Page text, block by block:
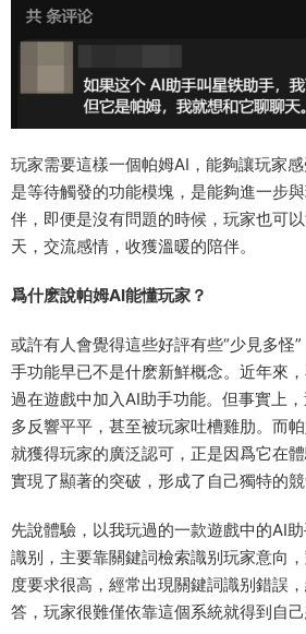
玩家需要這樣一個帕姆AI，能夠讓玩家
是等待觸發的功能模塊，是能夠進一步
伴，即便是沒有問題的時候，玩家也可
天，交流感情，收獲溫暖的陪伴。
爲什麽說帕姆AI能懂玩家？
或許有人會覺得這些好評有些“少見多怪
手功能早已不是什麽新鮮概念。近年來
過在遊戲中加入AI助手功能。但事實上
多反響平平，甚至被玩家吐槽雞肋。而
就獲得玩家的廣泛認可，正是因爲它在
實現了顯著的突破，形成了自己獨特的競
先說體驗，以我玩過的一款遊戲中的AI
識别，主要靠關鍵詞檢索識别玩家意向
度要求很高，經常出現關鍵詞識别錯誤
答，玩家很難僅依靠這個系統就得到自己